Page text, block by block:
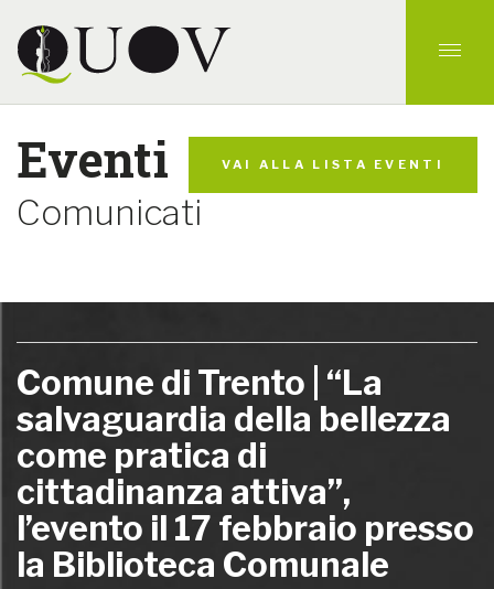
Eventi VAI ALLA LISTA EVENTI
Comunicati
Comune di Trento | “La
salvaguardia della bellezza
come pratica di
cittadinanza attiva”,
l’evento il 17 febbraio presso
la Biblioteca Comunale